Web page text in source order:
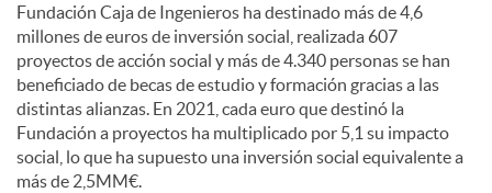
Fundación Caja de Ingenieros ha destinado más de 4,6
millones de euros de inversión social, realizada 607
proyectos de acción social y más de 4.340 personas se han
beneficiado de becas de estudio y formación gracias a las
distintas alianzas. En 2021, cada euro que destinó la
Fundación a proyectos ha multiplicado por 5,1 su impacto
social, lo que ha supuesto una inversión social equivalente a
más de 2,5MM€.